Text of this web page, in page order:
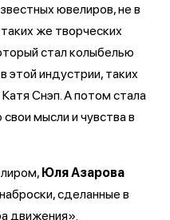
ювелиров, не в
же творческих
стал колыбелью
этой индустрии, таких
Снэп. А потом стала
мысли и чувства в
Юля Азарова
сделанные в
движения».